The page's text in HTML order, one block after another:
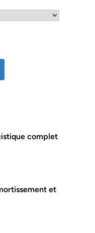
complet
et